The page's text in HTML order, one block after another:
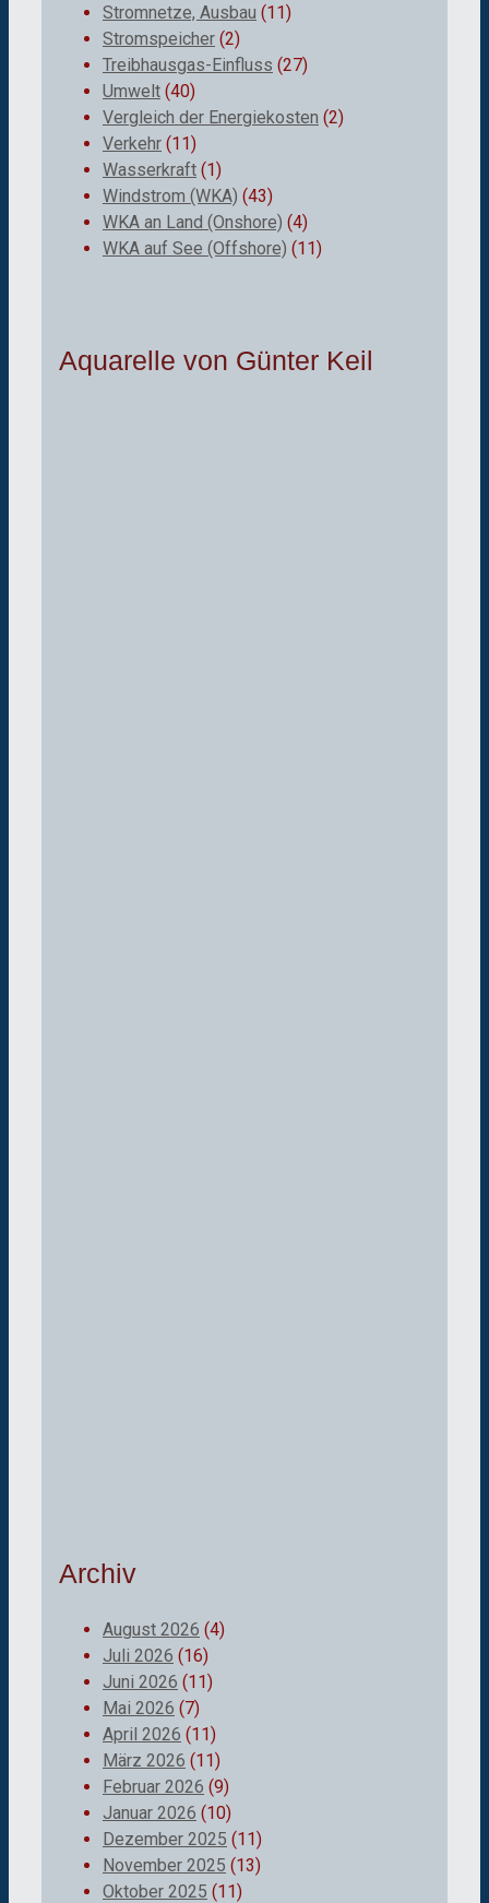
Stromnetze, Ausbau (11)
Stromspeicher (2)
Treibhausgas-Einfluss (27)
Umwelt (40)
Vergleich der Energiekosten (2)
Verkehr (11)
Wasserkraft (1)
Windstrom (WKA) (43)
WKA an Land (Onshore) (4)
WKA auf See (Offshore) (11)
Aquarelle von Günter Keil
Archiv
August 2026 (4)
Juli 2026 (16)
Juni 2026 (11)
Mai 2026 (7)
April 2026 (11)
März 2026 (11)
Februar 2026 (9)
Januar 2026 (10)
Dezember 2025 (11)
November 2025 (13)
Oktober 2025 (11)